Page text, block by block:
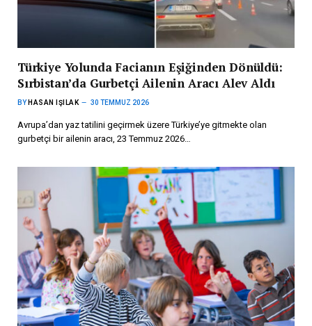
Türkiye Yolunda Facianın Eşiğinden Dönüldü:
Sırbistan’da Gurbetçi Ailenin Aracı Alev Aldı
BY HASAN IŞILAK 30 TEMMUZ 2026
Avrupa’dan yaz tatilini geçirmek üzere Türkiye’ye gitmekte olan
gurbetçi bir ailenin aracı, 23 Temmuz 2026…